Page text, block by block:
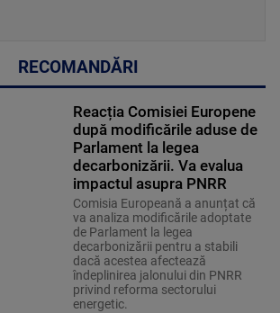
RECOMANDĂRI
Reacția Comisiei Europene
după modificările aduse de
Parlament la legea
decarbonizării. Va evalua
impactul asupra PNRR
Comisia Europeană a anunțat că
va analiza modificările adoptate
de Parlament la legea
decarbonizării pentru a stabili
dacă acestea afectează
îndeplinirea jalonului din PNRR
privind reforma sectorului
energetic.